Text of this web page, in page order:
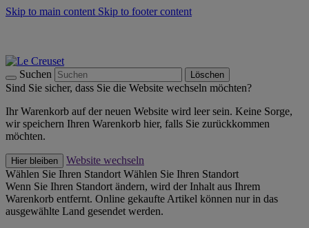
Skip to main content Skip to footer content
Suchen Löschen
Sind Sie sicher, dass Sie die Website wechseln möchten?
Ihr Warenkorb auf der neuen Website wird leer sein. Keine Sorge,
wir speichern Ihren Warenkorb hier, falls Sie zurückkommen
möchten.
Hier bleiben
Website wechseln
Wählen Sie Ihren Standort Wählen Sie Ihren Standort
Wenn Sie Ihren Standort ändern, wird der Inhalt aus Ihrem
Warenkorb entfernt. Online gekaufte Artikel können nur in das
ausgewählte Land gesendet werden.